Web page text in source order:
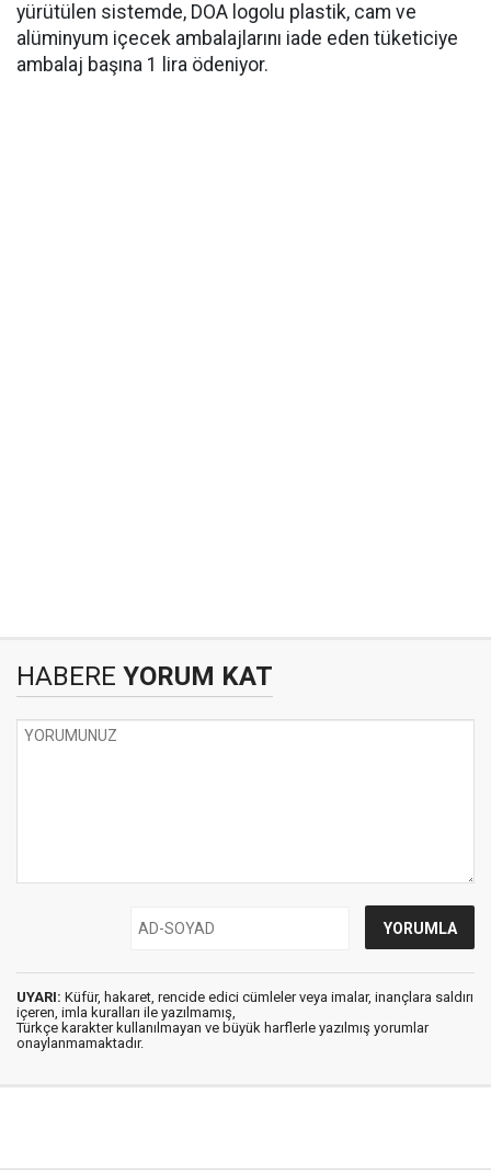
yürütülen sistemde, DOA logolu plastik, cam ve
alüminyum içecek ambalajlarını iade eden tüketiciye
ambalaj başına 1 lira ödeniyor.
HABERE YORUM KAT
UYARI: Küfür, hakaret, rencide edici cümleler veya imalar, inançlara saldırı
içeren, imla kuralları ile yazılmamış,
Türkçe karakter kullanılmayan ve büyük harflerle yazılmış yorumlar
onaylanmamaktadır.